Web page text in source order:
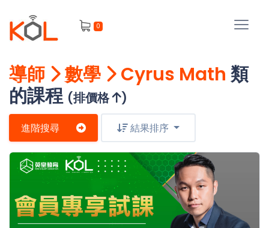
0
進
階
尋
主
題
會
員
我
的
課
程
導師 數學 Cyrus Math 類
的課程 (排價格 )
進階搜尋 結果排序